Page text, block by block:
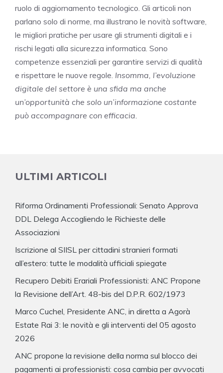
ruolo di aggiornamento tecnologico. Gli articoli non
parlano solo di norme, ma illustrano le novità software,
le migliori pratiche per usare gli strumenti digitali e i
rischi legati alla sicurezza informatica. Sono
competenze essenziali per garantire servizi di qualità
e rispettare le nuove regole. Insomma, l’evoluzione
digitale del settore è una sfida ma anche
un’opportunità che solo un’informazione costante
può accompagnare con efficacia.
ULTIMI ARTICOLI
Riforma Ordinamenti Professionali: Senato Approva
DDL Delega Accogliendo le Richieste delle
Associazioni
Iscrizione al SIISL per cittadini stranieri formati
all’estero: tutte le modalità ufficiali spiegate
Recupero Debiti Erariali Professionisti: ANC Propone
la Revisione dell’Art. 48-bis del D.P.R. 602/1973
Marco Cuchel, Presidente ANC, in diretta a Agorà
Estate Rai 3: le novità e gli interventi del 05 agosto
2026
ANC propone la revisione della norma sul blocco dei
pagamenti ai professionisti: cosa cambia per avvocati